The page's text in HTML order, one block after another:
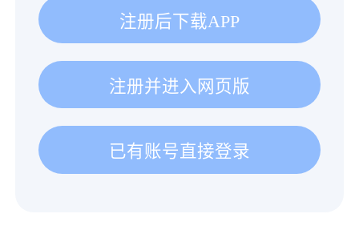
注册后下载APP
注册并进入网页版
已有账号直接登录